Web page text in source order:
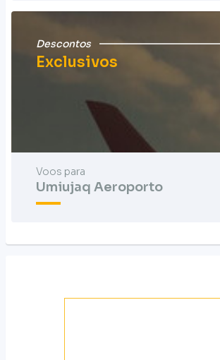
Descontos
Exclusivos
Voos para
Umiujaq Aeroporto